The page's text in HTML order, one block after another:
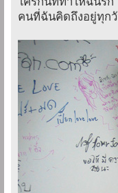
คนที่ฉันคิดถึงอยู่ทุก